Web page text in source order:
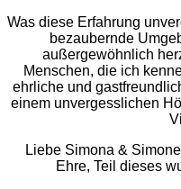
Was diese Erfahrung
bezaubernde
außergewöhnlich
Menschen, die ich
ehrliche und
einem unvergesslichen
Liebe Simona &
Ehre, Teil dieses